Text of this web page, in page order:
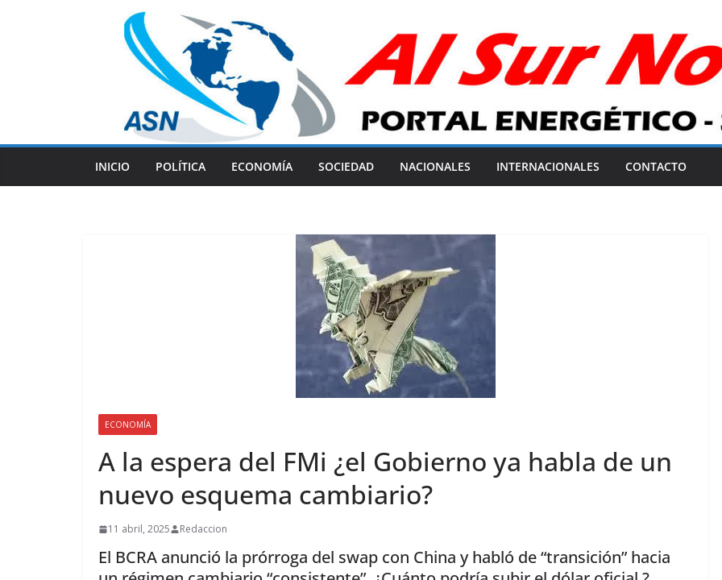
INICIO POLÍTICA ECONOMÍA SOCIEDAD NACIONALES INTERNACIONALES CONTACTO
ECONOMÍA
A la espera del FMi ¿el Gobierno ya habla de un
nuevo esquema cambiario?
11 abril, 2025 Redaccion
El BCRA anunció la prórroga del swap con China y habló de “transición” hacia